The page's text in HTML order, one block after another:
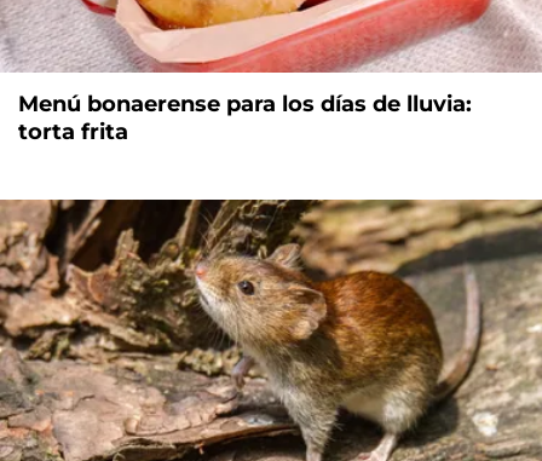
Menú bonaerense para los días de lluvia:
torta frita